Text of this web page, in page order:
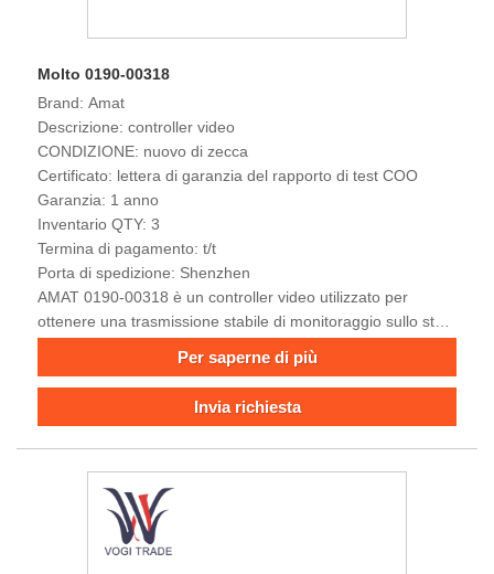
Molto 0190-00318
Brand: Amat
Descrizione: controller video
CONDIZIONE: nuovo di zecca
Certificato: lettera di garanzia del rapporto di test COO
Garanzia: 1 anno
Inventario QTY: 3
Termina di pagamento: t/t
Porta di spedizione: Shenzhen
AMAT 0190-00318 è un controller video utilizzato per
ottenere una trasmissione stabile di monitoraggio sullo stato
delle apparecchiature di produzione a semiconduttore,
visualizzazione dei parametri di processo e interfaccia di
Per saperne di più
Invia richiesta